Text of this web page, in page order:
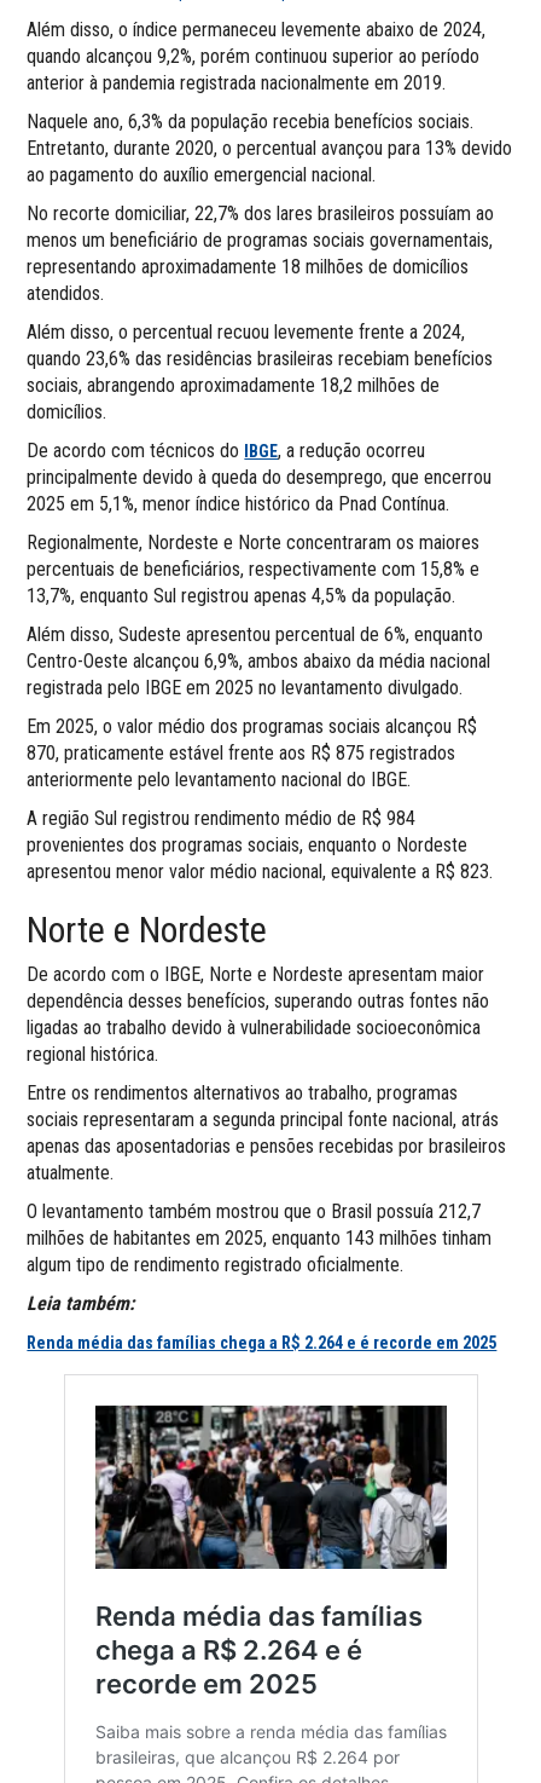
Além disso, o índice permaneceu levemente abaixo de 2024,
quando alcançou 9,2%, porém continuou superior ao período
anterior à pandemia registrada nacionalmente em 2019.
Naquele ano, 6,3% da população recebia benefícios sociais.
Entretanto, durante 2020, o percentual avançou para 13% devido
ao pagamento do auxílio emergencial nacional.
No recorte domiciliar, 22,7% dos lares brasileiros possuíam ao
menos um beneficiário de programas sociais governamentais,
representando aproximadamente 18 milhões de domicílios
atendidos.
Além disso, o percentual recuou levemente frente a 2024,
quando 23,6% das residências brasileiras recebiam benefícios
sociais, abrangendo aproximadamente 18,2 milhões de
domicílios.
De acordo com técnicos do
IBGE, a redução ocorreu
principalmente devido à queda do desemprego, que encerrou
2025 em 5,1%, menor índice histórico da Pnad Contínua.
Regionalmente, Nordeste e Norte concentraram os maiores
percentuais de beneficiários, respectivamente com 15,8% e
13,7%, enquanto Sul registrou apenas 4,5% da população.
Além disso, Sudeste apresentou percentual de 6%, enquanto
Centro-Oeste alcançou 6,9%, ambos abaixo da média nacional
registrada pelo IBGE em 2025 no levantamento divulgado.
Em 2025, o valor médio dos programas sociais alcançou R$
870, praticamente estável frente aos R$ 875 registrados
anteriormente pelo levantamento nacional do IBGE.
A região Sul registrou rendimento médio de R$ 984
provenientes dos programas sociais, enquanto o Nordeste
apresentou menor valor médio nacional, equivalente a R$ 823.
Norte e Nordeste
De acordo com o IBGE, Norte e Nordeste apresentam maior
dependência desses benefícios, superando outras fontes não
ligadas ao trabalho devido à vulnerabilidade socioeconômica
regional histórica.
Entre os rendimentos alternativos ao trabalho, programas
sociais representaram a segunda principal fonte nacional, atrás
apenas das aposentadorias e pensões recebidas por brasileiros
atualmente.
O levantamento também mostrou que o Brasil possuía 212,7
milhões de habitantes em 2025, enquanto 143 milhões tinham
algum tipo de rendimento registrado oficialmente.
Leia também:
Renda média das famílias chega a R$ 2.264 e é recorde em 2025